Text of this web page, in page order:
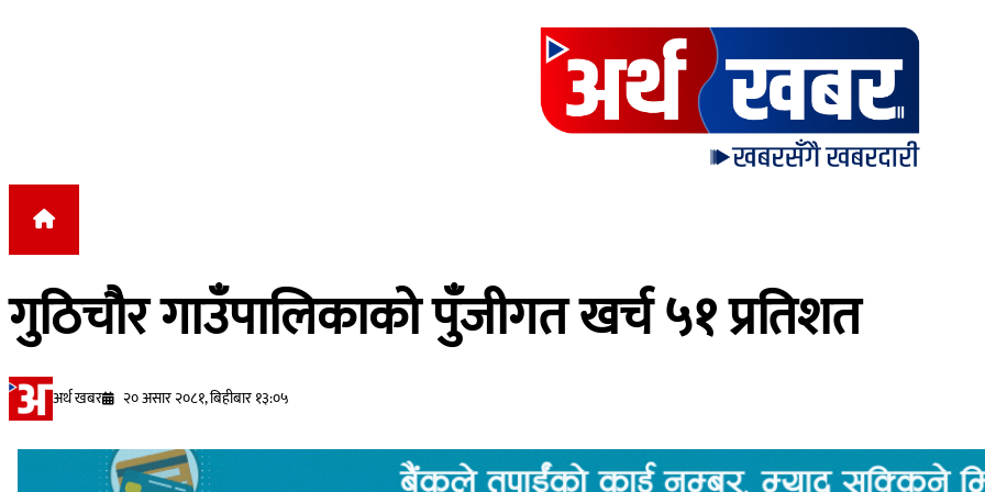
गुठिचौर गाउँपालिकाको पुँजीगत खर्च ५१ प्रतिशत
अर्थ खबर २० असार २०८१, बिहीबार १३:०५